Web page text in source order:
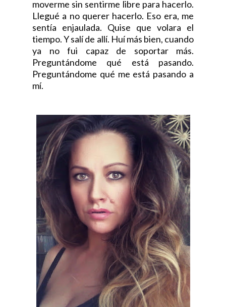
moverme sin sentirme libre para hacerlo.
Llegué a no querer hacerlo. Eso era, me
sentía enjaulada. Quise que volara el
tiempo. Y salí de allí. Huí más bien, cuando
ya no fui capaz de soportar más.
Preguntándome qué está pasando.
Preguntándome qué me está pasando a
mí.